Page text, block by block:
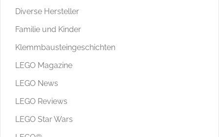
Diverse Hersteller
Familie und Kinder
Klemmbausteingeschichten
LEGO Magazine
LEGO News
LEGO Reviews
LEGO Star Wars